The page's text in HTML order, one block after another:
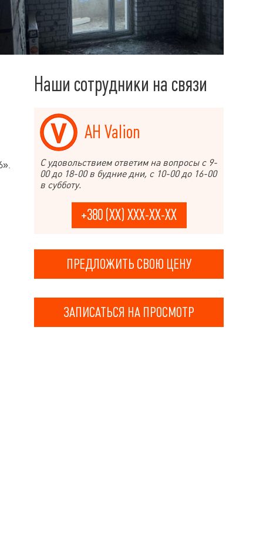
Наши сотрудники на связи
АН Valion
С удовольствием ответим на вопросы с 9-
00 до 18-00 в будние дни, с 10-00 до 16-00
в субботу.
+380 (XX) XXX-XX-XX
ПРЕДЛОЖИТЬ СВОЮ ЦЕНУ
ЗАПИСАТЬСЯ НА ПРОСМОТР